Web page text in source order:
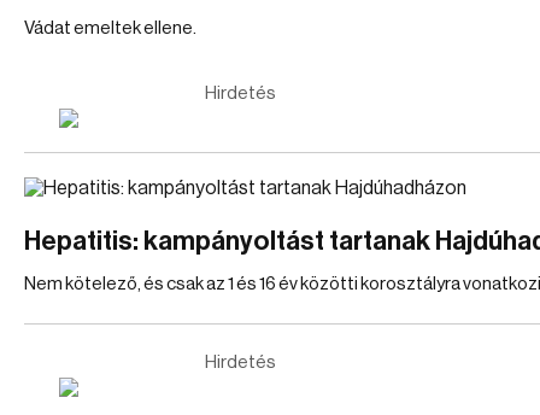
Vádat emeltek ellene.
Hirdetés
Hepatitis: kampányoltást tartanak
Nem kötelező, és csak az 1 és 16 év közötti korosztályra
Hirdetés